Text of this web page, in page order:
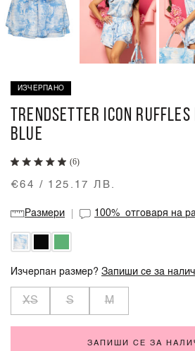
ИЗЧЕРПАНО
TRENDSETTER ICON
BLUE
(6)
€64 / 125.17 ЛВ.
Размери 100%отговаря на
Изчерпан размер?Запиши се за
XS S M
ЗАПИШИ СЕ ЗА